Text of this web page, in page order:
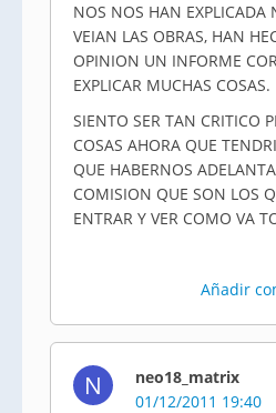
NOS NOS HAN EXPLICADA
VEIAN LAS OBRAS, HAN
OPINION UN INFORME
EXPLICAR MUCHAS COSAS.
SIENTO SER TAN CRITICO
COSAS AHORA QUE
QUE HABERNOS
COMISION QUE SON LOS
ENTRAR Y VER COMO VA
Añadir
N
neo18_matrix
01/12/2011 19:40